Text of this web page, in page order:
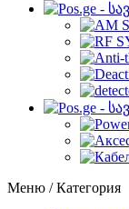
Меню / Категория